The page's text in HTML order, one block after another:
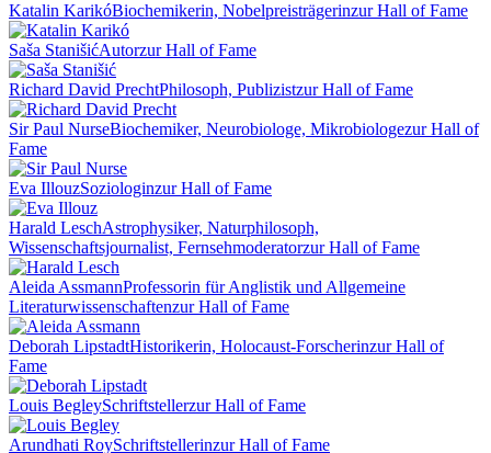
Katalin KarikóBiochemikerin, Nobelpreisträgerinzur Hall of Fame
Saša StanišićAutorzur Hall of Fame
Richard David PrechtPhilosoph, Publizistzur Hall of Fame
Sir Paul NurseBiochemiker, Neurobiologe, Mikrobiologezur Hall of
Fame
Eva IllouzSoziologinzur Hall of Fame
Harald LeschAstrophysiker, Naturphilosoph,
Wissenschaftsjournalist, Fernsehmoderatorzur Hall of Fame
Aleida AssmannProfessorin für Anglistik und Allgemeine
Literaturwissenschaftenzur Hall of Fame
Deborah LipstadtHistorikerin, Holocaust-Forscherinzur Hall of
Fame
Louis BegleySchriftstellerzur Hall of Fame
Arundhati RoySchriftstellerinzur Hall of Fame